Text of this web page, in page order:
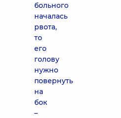
больного
началась
рвота,
то
его
голову
нужно
повернуть
на
бок
–